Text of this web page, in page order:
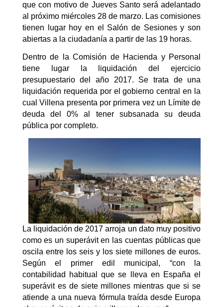
que con motivo de Jueves Santo será adelantado
al próximo miércoles 28 de marzo. Las comisiones
tienen lugar hoy en el Salón de Sesiones y son
abiertas a la ciudadanía a partir de las 19 horas.
Dentro de la Comisión de Hacienda y Personal
tiene lugar la liquidación del ejercicio
presupuestario del año 2017. Se trata de una
liquidación requerida por el gobierno central en la
cual Villena presenta por primera vez un Límite de
deuda del 0% al tener subsanada su deuda
pública por completo.
La liquidación de 2017 arroja un dato muy positivo
como es un superávit en las cuentas públicas que
oscila entre los seis y los siete millones de euros.
Según el primer edil municipal, “con la
contabilidad habitual que se lleva en España el
superávit es de siete millones mientras que si se
atiende a una nueva fórmula traída desde Europa